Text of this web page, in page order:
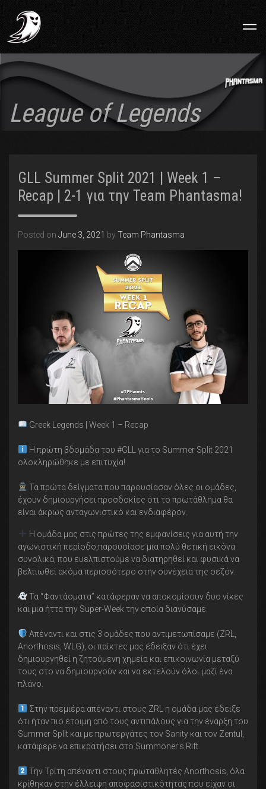
League of Legends
GLL Summer Split 2021 | Week 1 –
Recap | 2-1 για την Team Phantasma!
Posted on June 3, 2021 by Team Phantasma
Greek Legends | Week 1 – Recap
Η πρώτη βδομάδα του #GLL για το Summer Split 2021
ολοκληρώθηκε με επιτυχία!
Τα πρώτα δείγματα που παρουσίασαν όλες οι ομάδες,
έχουν δημιουργήσει προσδοκίες ότι το πρωτάθλημα θα
είναι άκρως ανταγωνιστικό και ενδιαφέρον.
Η ομάδα μας στις πρώτες της εμφανίσεις για αυτή την
αγωνιστική περίοδο,παρουσίασε μια πολύ θετική εικόνα
συνολικά, που ευελπιστούμε να διατηρηθεί και φυσικά να
βελτιωθεί ακόμα περισσότερο στην συνέχεια της σεζόν.
Τα “Φαντάσματα” κατάφεραν να αποκομίσουν δυο νίκες
και μια ήττα την Super-Week την οποία διανύσαμε.
Απέναντι και στις 3 ομάδες που αντιμετωπίσαμε (ZRL,
Anorthosis, WLG), οι παίκτες μας έδειξαν ότι έχει
δημιουργηθεί η ζητούμενη χημεία και επικοινωνία μεταξύ
τους στο να δημιουργούν και να εκτελούν όλοι μαζί ένα
πλάνο.
Στην πρεμιέρα απέναντι στους ZRL η ομάδα μας έδειξε
ότι ήταν πιο έτοιμη από τους αντιπάλους για την έναρξη του
Summer Split και με πρωτεργάτες τον Sanity και τον Zentul,
κατάφερε να επικρατήσει στο Summoner’s Rift.
Την Τρίτη απέναντι στους πρωταθλητές Anorthosis, όλα
κρίθηκαν στην έλλειψη αποφασιστικότητας που είχαν οι